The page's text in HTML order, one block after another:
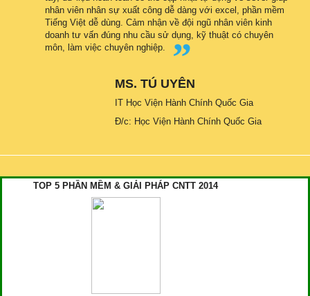
nhân viên nhân sự xuất công dễ dàng với excel, phần mềm
Tiếng Việt dễ dùng. Cảm nhận về đội ngũ nhân viên kinh
doanh tư vấn đúng nhu cầu sử dụng, kỹ thuật có chuyên
môn, làm việc chuyên nghiệp.
MS. TÚ UYÊN
IT Học Viện Hành Chính Quốc Gia
Đ/c: Học Viện Hành Chính Quốc Gia
TOP 5 PHẦN MỀM & GIẢI PHÁP CNTT 2014